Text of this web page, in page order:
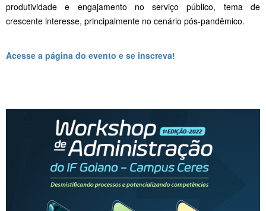
produtividade e engajamento no serviço público, tema de
crescente interesse, principalmente no cenário pós-pandêmico.
Acesse a página do evento e se inscreva!